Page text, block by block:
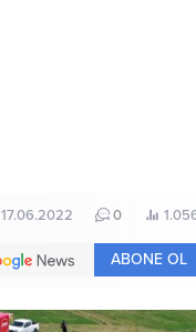
17.06.2022 0
ABONE OL